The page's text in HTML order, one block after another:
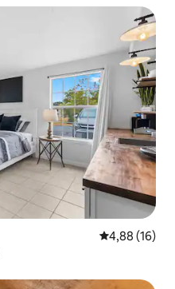
Évaluation
4,88 (16)